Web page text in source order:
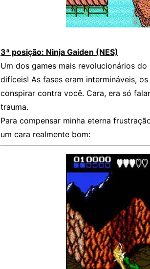
3ª posição: Ninja Gaiden (NES)
Um dos games mais revolucionários
difíceis! As fases eram intermináveis,
conspirar contra você. Cara, era só
trauma.
Para compensar minha eterna
um cara realmente bom: